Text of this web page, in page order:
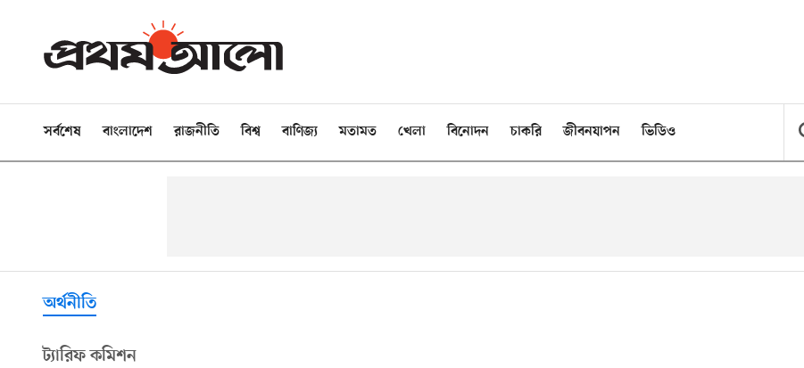
সর্বশেষ বাংলাদেশ রাজনীতি বিশ্ব বাণিজ্য মতামত খেলা বিনোদন চাকরি জীবনযাপন ভিডিও
অর্থনীতি
ট্যারিফ কমিশন